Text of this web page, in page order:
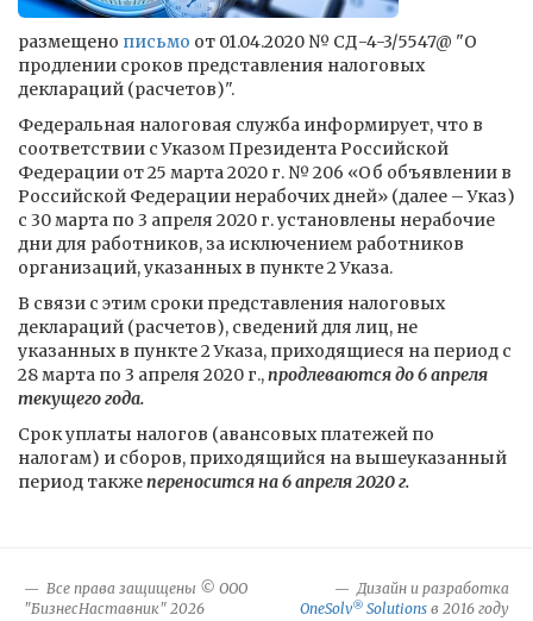
размещено письмо от 01.04.2020 № СД-4-3/5547@ "О
продлении сроков представления налоговых
деклараций (расчетов)".
Федеральная налоговая служба информирует, что в
соответствии с Указом Президента Российской
Федерации от 25 марта 2020 г. № 206 «Об объявлении в
Российской Федерации нерабочих дней» (далее – Указ)
с 30 марта по 3 апреля 2020 г. установлены нерабочие
дни для работников, за исключением работников
организаций, указанных в пункте 2 Указа.
В связи с этим сроки представления налоговых
деклараций (расчетов), сведений для лиц, не
указанных в пункте 2 Указа, приходящиеся на период с
28 марта по 3 апреля 2020 г.,продлеваются до 6 апреля
текущего года.
Срок уплаты налогов (авансовых платежей по
налогам) и сборов, приходящийся на вышеуказанный
период такжепереносится на 6 апреля 2020 г.
Все права защищены © ООО
"БизнесНаставник" 2026
Дизайн и разработка
OneSolv® Solutions в 2016 году